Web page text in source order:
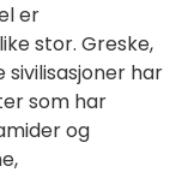
er
stor. Greske,
har
som har
og